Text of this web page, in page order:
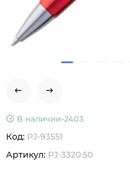
В наличии-2403
Код: PJ-93551
Артикул: PJ-3320.50